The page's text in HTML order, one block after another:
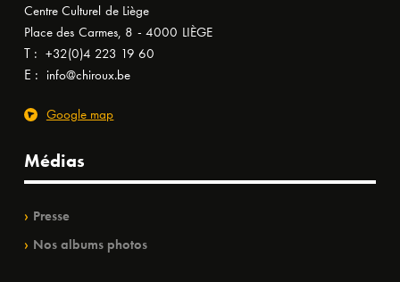
Centre Culturel de Liège
Place des Carmes, 8 - 4000 LIÈGE
T : +32(0)4 223 19 60
E : info@chiroux.be
Google map
Médias
Presse
Nos albums photos